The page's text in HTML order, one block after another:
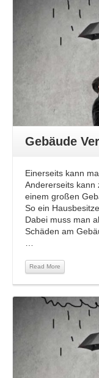
Gebäude
Einerseits kann
Andererseits kann
einem großen
So ein
Dabei muss man
Schäden am
Read More